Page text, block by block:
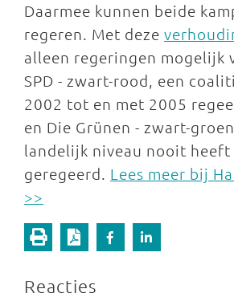
Daarmee kunnen beide
regeren. Met deze
alleen regeringen mogelijk
SPD - zwart-rood, een
2002 tot en met 2005
en Die Grünen - zwart-
landelijk niveau nooit heeft
geregeerd. Lees meer bij
>>
Reacties